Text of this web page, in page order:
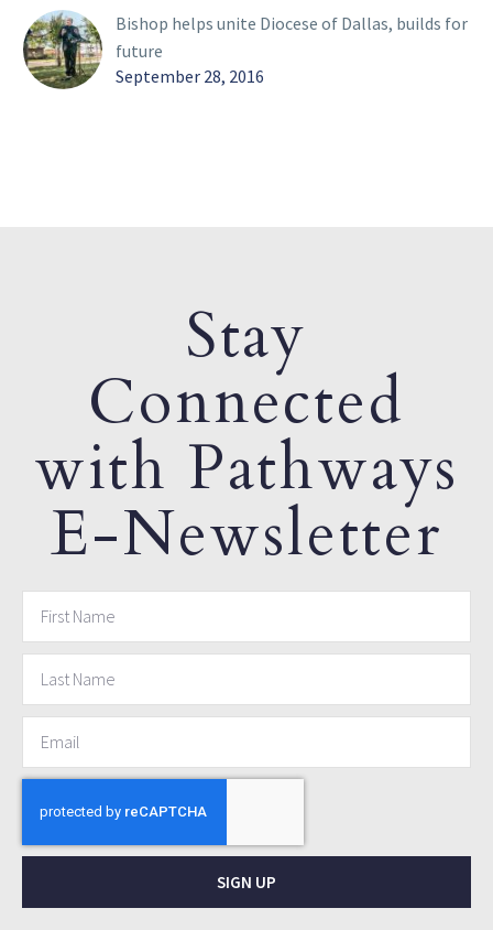
Bishop helps unite Diocese of Dallas, builds for
future
September 28, 2016
Stay
Connected
with Pathways
E-Newsletter
SIGN UP